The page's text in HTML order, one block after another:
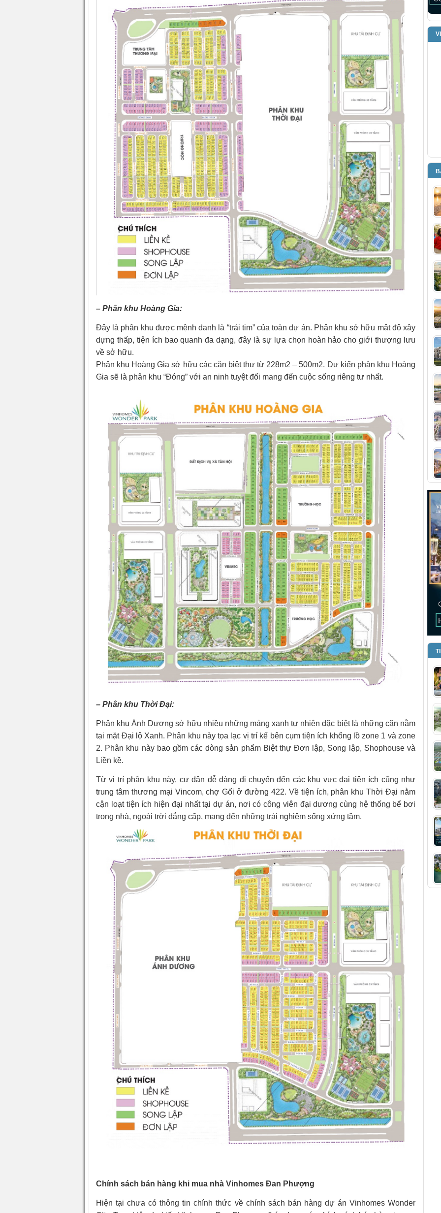
– Phân khu Hoàng Gia:
Đây là phân khu được mệnh danh là “trái tim” của toàn dự án. Phân khu sở hữu mật độ xây
dựng thấp, tiện ích bao quanh đa dạng, đây là sự lựa chọn hoàn hảo cho giới thượng lưu
về sở hữu.
Phân khu Hoàng Gia sở hữu các căn biệt thự từ 228m2 – 500m2. Dự kiến phân khu Hoàng
Gia sẽ là phân khu “Đóng” với an ninh tuyệt đối mang đến cuộc sống riêng tư nhất.
– Phân khu Thời Đại:
Phân khu Ánh Dương sở hữu nhiều những mảng xanh tự nhiên đặc biệt là những căn nằm
tại mặt Đại lộ Xanh. Phân khu này tọa lạc vị trí kế bên cụm tiện ích khổng lồ zone 1 và zone
2. Phân khu này bao gồm các dòng sản phẩm Biệt thự Đơn lập, Song lập, Shophouse và
Liền kề.
Từ vị trí phân khu này, cư dân dễ dàng di chuyển đến các khu vực đại tiện ích cũng như
trung tâm thương mại Vincom, chợ Gối ở đường 422. Về tiện ích, phân khu Thời Đại nằm
cận loạt tiện ích hiện đại nhất tại dự án, nơi có công viên đại dương cùng hệ thống bể bơi
trong nhà, ngoài trời đẳng cấp, mang đến những trải nghiệm sống xứng tầm.
Chính sách bán hàng khi mua nhà Vinhomes Đan Phượng
Hiện tại chưa có thông tin chính thức về chính sách bán hàng dự án Vinhomes Wonder